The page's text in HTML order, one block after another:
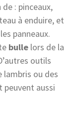
: pinceaux,
à enduire, et
panneaux.
bulle lors de la
outils
lambris ou des
peuvent aussi